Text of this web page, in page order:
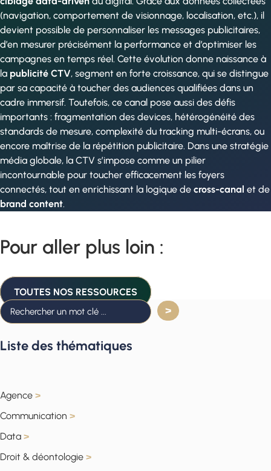
(navigation, comportement de visionnage, localisation, etc.), il
devient possible de personnaliser les messages publicitaires,
d’en mesurer précisément la performance et d’optimiser les
campagnes en temps réel. Cette évolution donne naissance à
la publicité CTV, segment en forte croissance, qui se distingue
par sa capacité à toucher des audiences qualifiées dans un
cadre immersif. Toutefois, ce canal pose aussi des défis
importants : fragmentation des devices, hétérogénéité des
standards de mesure, complexité du tracking multi-écrans, ou
encore maîtrise de la répétition publicitaire. Dans une stratégie
média globale, la CTV s’impose comme un pilier
incontournable pour toucher efficacement les foyers
connectés, tout en enrichissant la logique de cross-canal et de
brand content.
Pour aller plus loin :
TOUTES NOS RESSOURCES
Liste des thématiques
Agence >
Communication >
Data >
Droit & déontologie >